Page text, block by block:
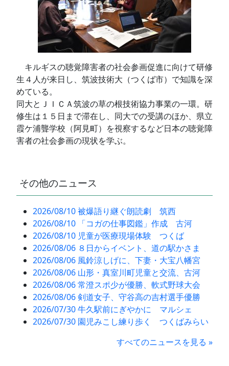
キルギスの聴覚障害者の社会参画促進に向けて研修
生４人が来日し、筑波技術大（つくば市）で知識を深
めている。
同大とＪＩＣＡ筑波の草の根技術協力事業の一環。研
修生は１５日まで滞在し、同大での受講のほか、県立
霞ケ浦聾学校（阿見町）を視察するなど日本の聴覚障
害者の社会参画の現状を学ぶ。
その他のニュース
2026/08/10 被爆語り継ぐ朗読劇 筑西
2026/08/10 「コガの仕事図鑑」作成 古河
2026/08/10 児童が医療現場体験 つくば
2026/08/06 ８日からイベント、道の駅かさま
2026/08/06 風鈴涼しげに、下妻・大宝八幡宮
2026/08/06 山形・真室川町児童と交流、古河
2026/08/06 常澄スポ少が優勝、軟式野球大会
2026/08/06 剣道女子、守谷高の吉村選手優勝
2026/07/30 牛久駅前にぎやかに マルシェ
2026/07/30 園児みこし練り歩く つくばみらい
すべてのニュースを見る »